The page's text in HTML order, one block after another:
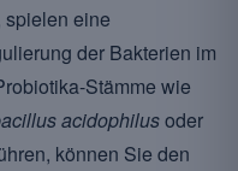
spielen eine
der Bakterien im
Stämme wie
acidophilusoder
können Sie den